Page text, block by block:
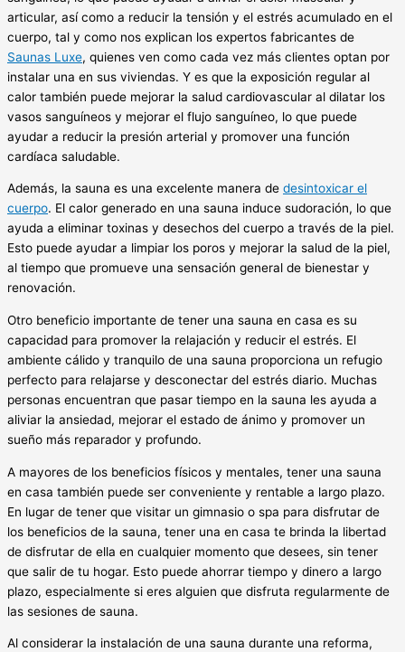
articular, así como a reducir la tensión y el estrés acumulado en el
cuerpo, tal y como nos explican los expertos fabricantes de
Saunas Luxe, quienes ven como cada vez más clientes optan por
instalar una en sus viviendas. Y es que la exposición regular al
calor también puede mejorar la salud cardiovascular al dilatar los
vasos sanguíneos y mejorar el flujo sanguíneo, lo que puede
ayudar a reducir la presión arterial y promover una función
cardíaca saludable.
Además, la sauna es una excelente manera de desintoxicar el
cuerpo. El calor generado en una sauna induce sudoración, lo que
ayuda a eliminar toxinas y desechos del cuerpo a través de la piel.
Esto puede ayudar a limpiar los poros y mejorar la salud de la piel,
al tiempo que promueve una sensación general de bienestar y
renovación.
Otro beneficio importante de tener una sauna en casa es su
capacidad para promover la relajación y reducir el estrés. El
ambiente cálido y tranquilo de una sauna proporciona un refugio
perfecto para relajarse y desconectar del estrés diario. Muchas
personas encuentran que pasar tiempo en la sauna les ayuda a
aliviar la ansiedad, mejorar el estado de ánimo y promover un
sueño más reparador y profundo.
A mayores de los beneficios físicos y mentales, tener una sauna
en casa también puede ser conveniente y rentable a largo plazo.
En lugar de tener que visitar un gimnasio o spa para disfrutar de
los beneficios de la sauna, tener una en casa te brinda la libertad
de disfrutar de ella en cualquier momento que desees, sin tener
que salir de tu hogar. Esto puede ahorrar tiempo y dinero a largo
plazo, especialmente si eres alguien que disfruta regularmente de
las sesiones de sauna.
Al considerar la instalación de una sauna durante una reforma,